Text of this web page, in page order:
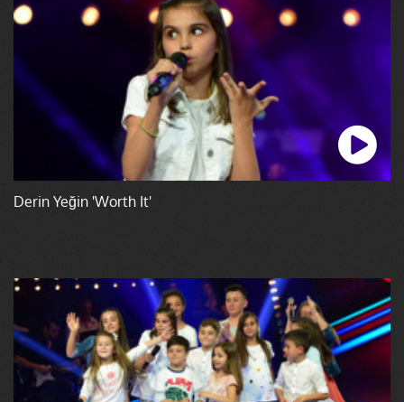
Derin Yeğin 'Worth It'